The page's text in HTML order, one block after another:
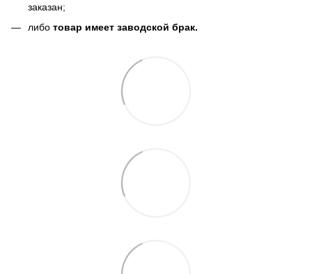
заказан;
либо товар имеет заводской брак.